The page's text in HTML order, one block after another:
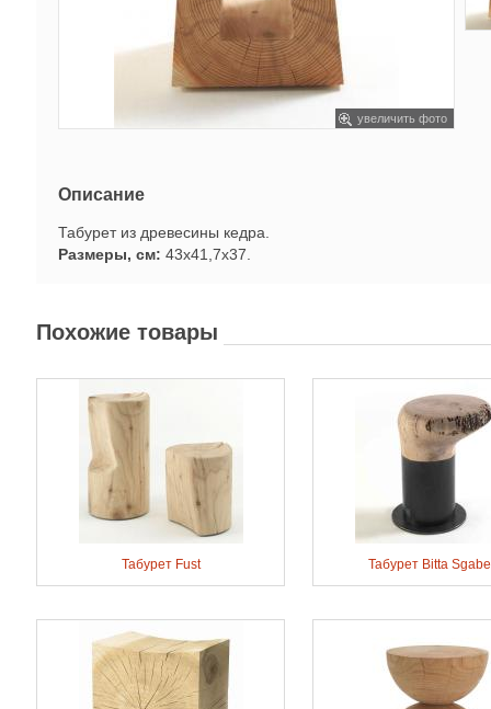
увеличить фото
Описание
Табурет из древесины кедра.
Размеры, см: 43х41,7х37.
Похожие товары
Табурет Fust Табурет Bitta